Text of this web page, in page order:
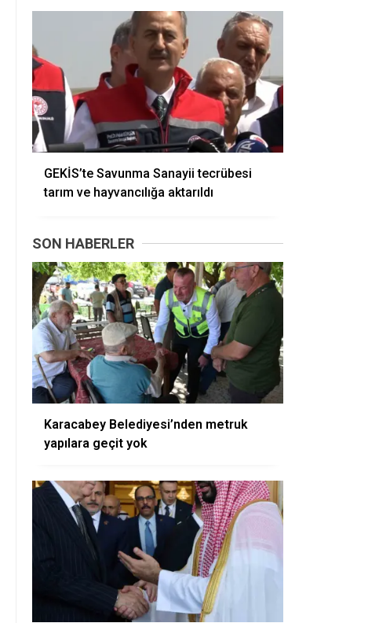
GEKİS’te Savunma Sanayii tecrübesi
tarım ve hayvancılığa aktarıldı
SON HABERLER
Karacabey Belediyesi’nden metruk
yapılara geçit yok